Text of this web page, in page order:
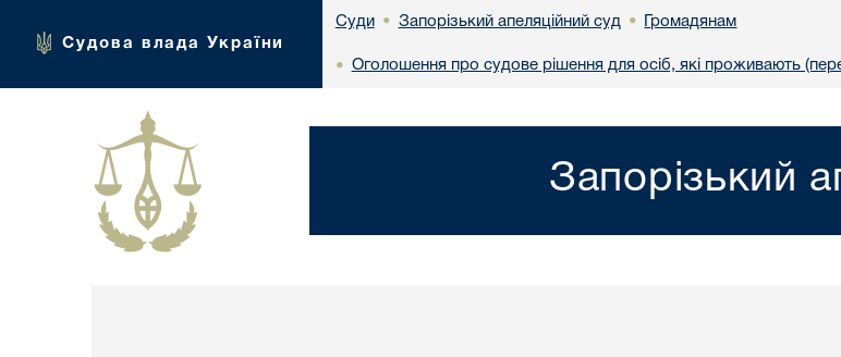
Судова влада України
Суди • Запорізький апеляційний суд • Громадянам
• Оголошення про судове рішення для осіб, які проживають
Запорізький